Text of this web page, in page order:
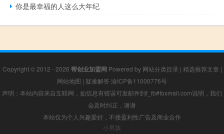
你是最幸福的人这么大年纪
Copyright © 2012 - 2026 帮创业加盟网 Powered by 网站分类目录 | 精选推荐文章 |
网站地图 | 疑难解答 渝ICP备11000776号
声明：本站内容来自互联网，如信息有错误可发邮件到f_fb#foxmail.com说明，我们
会及时纠正，谢谢
本站仅为个人兴趣爱好，不接盈利性广告及商业合作
小男孩